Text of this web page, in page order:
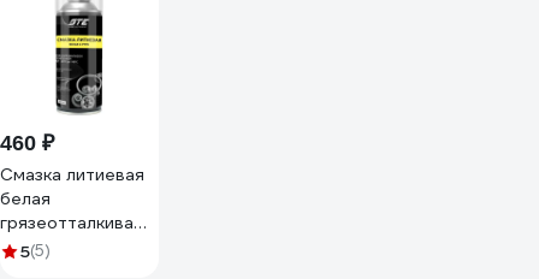
460 ₽
Смазка литиевая
белая
грязеотталкивающая
650мл с PTFE
5(5)